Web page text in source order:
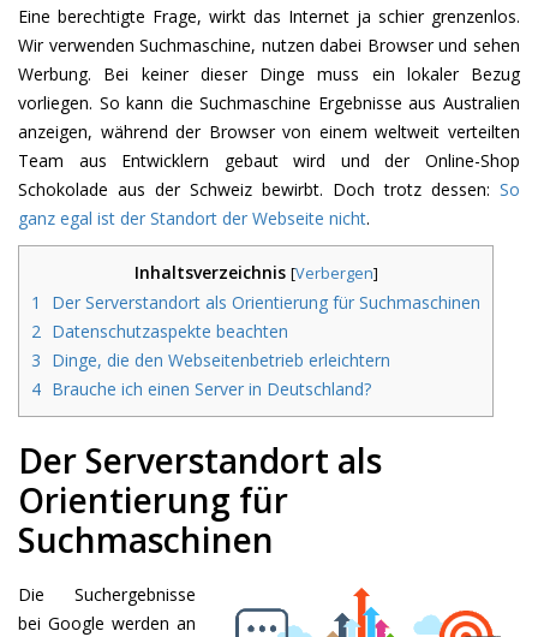
Eine berechtigte Frage, wirkt das Internet ja schier grenzenlos.
Wir verwenden Suchmaschine, nutzen dabei Browser und sehen
Werbung. Bei keiner dieser Dinge muss ein lokaler Bezug
vorliegen. So kann die Suchmaschine Ergebnisse aus Australien
anzeigen, während der Browser von einem weltweit verteilten
Team aus Entwicklern gebaut wird und der Online-Shop
Schokolade aus der Schweiz bewirbt. Doch trotz dessen: So
ganz egal ist der Standort der Webseite nicht.
Inhaltsverzeichnis [Verbergen]
1
Der Serverstandort als Orientierung für Suchmaschinen
2 Datenschutzaspekte beachten
3 Dinge, die den Webseitenbetrieb erleichtern
4 Brauche ich einen Server in Deutschland?
Der Serverstandort als
Orientierung für
Suchmaschinen
Die Suchergebnisse
bei Google werden an